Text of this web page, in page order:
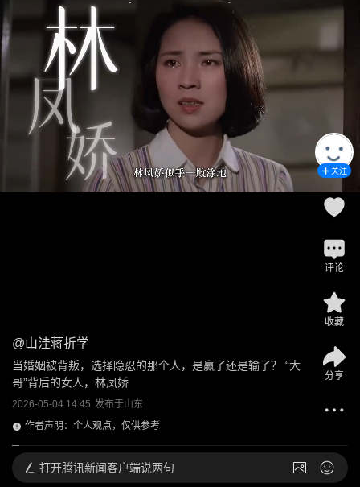
@山洼蒋折学
当婚姻被背叛，选择隐忍的那个人，是赢了还是输了？ “大
哥”背后的女人，林凤娇
2026-05-04 14:45 发布于山东
作者声明：个人观点，仅供参考
关注
评论
收藏
分享
打开腾讯新闻客户端说两句